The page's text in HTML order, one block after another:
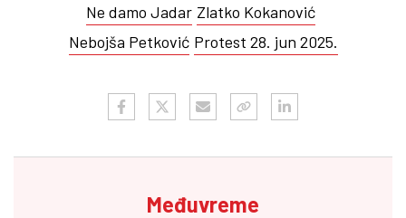
Ne damo Jadar Zlatko Kokanović
Nebojša Petković Protest 28. jun 2025.
Međuvreme